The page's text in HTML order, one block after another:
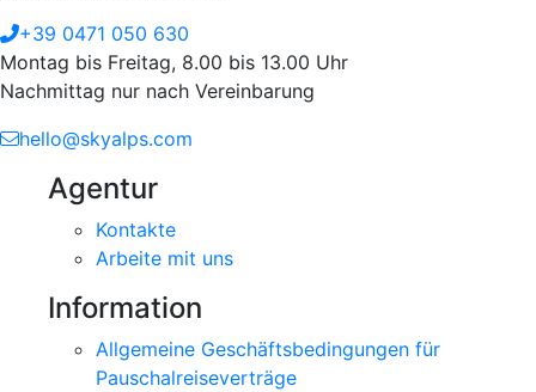
+39 0471 050 630
Montag bis Freitag, 8.00 bis 13.00 Uhr
Nachmittag nur nach Vereinbarung
hello@skyalps.com
Agentur
Kontakte
Arbeite mit uns
Information
Allgemeine Geschäftsbedingungen für
Pauschalreiseverträge